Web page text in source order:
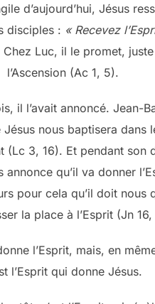
d’aujourd’hui, Jésus
disciples : « Recevez
Luc, il le promet,
l’Ascension (Ac 1, 5).
il l’avait annoncé. Jean-
Jésus nous baptisera dans
(Lc 3, 16). Et pendant son
annonce qu’il va donner
pour cela qu’il doit nous
la place à l’Esprit (Jn 16,
l’Esprit, mais, en
l’Esprit qui donne Jésus.